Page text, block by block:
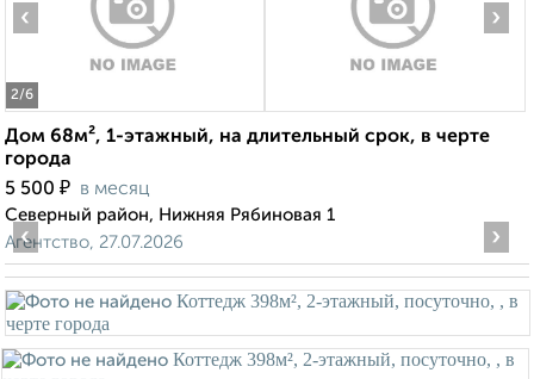
2/6
‹ ›
Дом 68м², 1-этажный, на длительный срок, в черте
города
5 500 ₽ в месяц
Северный район, Нижняя Рябиновая 1
Агентство, 27.07.2026
‹ ›